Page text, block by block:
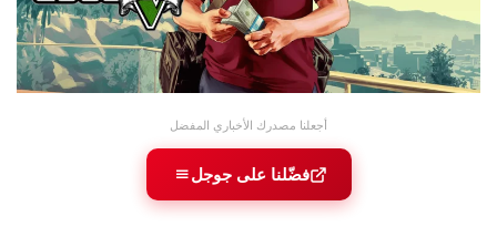
أجعلنا مصدرك الأخباري المفضل
فضّلنا على جوجل